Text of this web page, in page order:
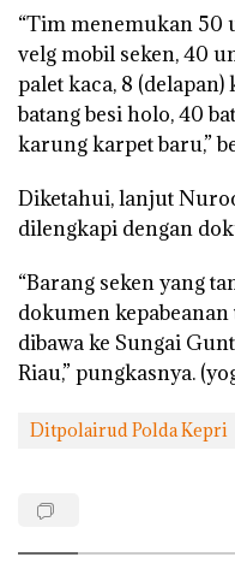
“Tim menemukan 50
velg mobil seken, 40
palet kaca, 8 (delapan)
batang besi holo, 40
karung karpet baru,”
Diketahui, lanjut
dilengkapi dengan
“Barang seken yang
dokumen
dibawa ke Sungai
Riau,” pungkasnya.
Ditpolairud Polda Kepri